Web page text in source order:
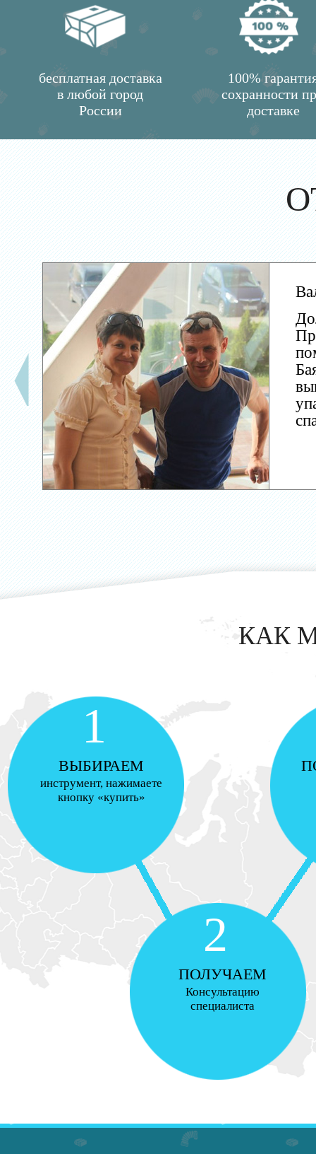
бесплатная доставка
в любой город
России
100%
сохранности
доставке
КАК
1
ВЫБИРАЕМ
инструмент, нажимаете
кнопку «купить»
2
ПОЛУЧАЕМ
Консультацию
специалиста